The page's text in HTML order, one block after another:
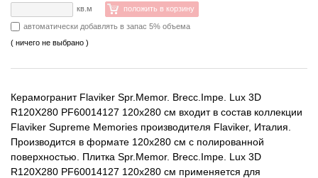
кв.м
положить в корзину
автоматически добавлять в запас 5% объема
( ничего не выбрано )
Керамогранит Flaviker Spr.Memor. Brecc.Impe. Lux 3D
R120X280 PF60014127 120x280 см входит в состав коллекции
Flaviker Supreme Memories производителя Flaviker, Италия.
Производится в формате 120x280 см с полированной
поверхностью. Плитка Spr.Memor. Brecc.Impe. Lux 3D
R120X280 PF60014127 120x280 см применяется для